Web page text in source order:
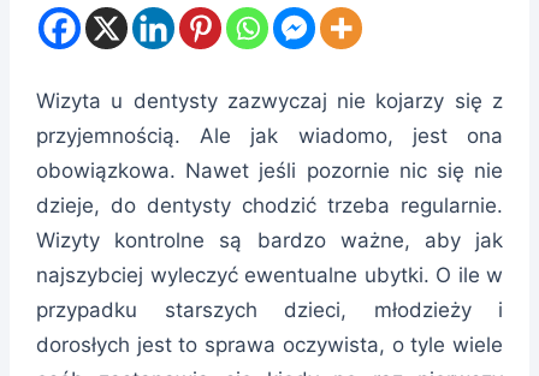
Wizyta u dentysty zazwyczaj nie kojarzy się z
przyjemnością. Ale jak wiadomo, jest ona
obowiązkowa. Nawet jeśli pozornie nic się nie
dzieje, do dentysty chodzić trzeba regularnie.
Wizyty kontrolne są bardzo ważne, aby jak
najszybciej wyleczyć ewentualne ubytki. O ile w
przypadku starszych dzieci, młodzieży i
dorosłych jest to sprawa oczywista, o tyle wiele